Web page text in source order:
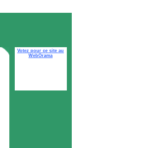
Votez pour ce site au
WebOrama